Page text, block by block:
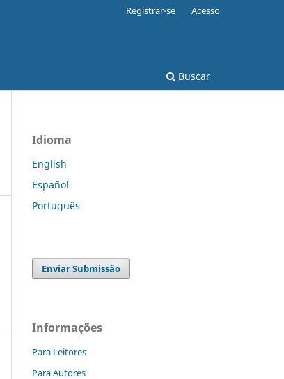
Buscar
Registrar-se Acesso
Idioma
English
Español
Português
Enviar Submissão
Informações
Para Leitores
Para Autores